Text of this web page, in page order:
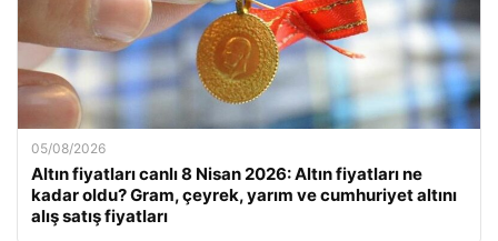
05/08/2026
Altın fiyatları canlı 8 Nisan 2026: Altın fiyatları ne
kadar oldu? Gram, çeyrek, yarım ve cumhuriyet altını
alış satış fiyatları